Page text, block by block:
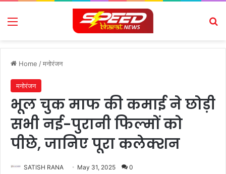
Menu
Home /मनोरंजन
मनोरंजन
भूल चुक माफ की कमाई ने छोड़ी
सभी नई-पुरानी फिल्मों को
पीछे, जानिए पूरा कलेक्शन
SATISH RANA May 31, 2025 0